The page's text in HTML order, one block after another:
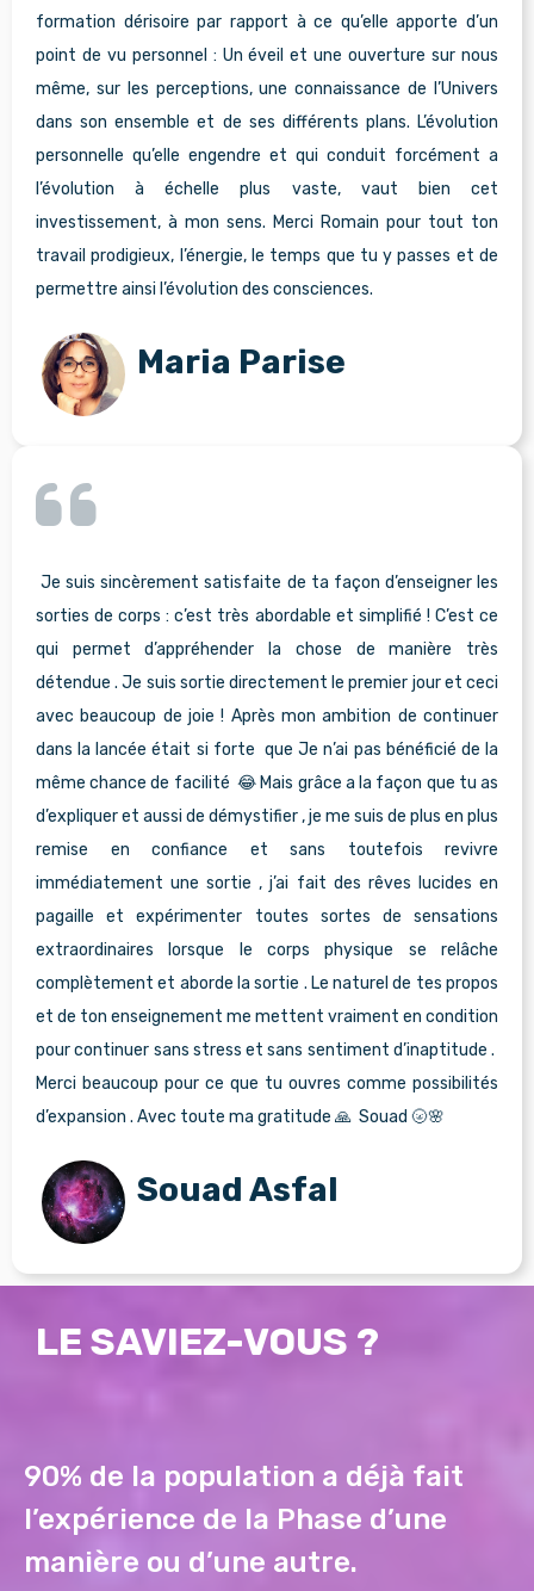
formation dérisoire par rapport à ce qu’elle apporte d’un
point de vu personnel : Un éveil et une ouverture sur nous
même, sur les perceptions, une connaissance de l’Univers
dans son ensemble et de ses différents plans. L’évolution
personnelle qu’elle engendre et qui conduit forcément a
l’évolution à échelle plus vaste, vaut bien cet
investissement, à mon sens. Merci Romain pour tout ton
travail prodigieux, l’énergie, le temps que tu y passes et de
permettre ainsi l’évolution des consciences.
Maria Parise
Je suis sincèrement satisfaite de ta façon d’enseigner les
sorties de corps : c’est très abordable et simplifié ! C’est ce
qui permet d’appréhender la chose de manière très
détendue . Je suis sortie directement le premier jour et ceci
avec beaucoup de joie ! Après mon ambition de continuer
dans la lancée était si forte que Je n’ai pas bénéficié de la
même chance de facilité 😂 Mais grâce a la façon que tu as
d’expliquer et aussi de démystifier , je me suis de plus en plus
remise en confiance et sans toutefois revivre
immédiatement une sortie , j’ai fait des rêves lucides en
pagaille et expérimenter toutes sortes de sensations
extraordinaires lorsque le corps physique se relâche
complètement et aborde la sortie . Le naturel de tes propos
et de ton enseignement me mettent vraiment en condition
pour continuer sans stress et sans sentiment d’inaptitude .
Merci beaucoup pour ce que tu ouvres comme possibilités
d’expansion . Avec toute ma gratitude 🙏 Souad 🌝🌸
Souad Asfal
LE SAVIEZ-VOUS ?
90% de la population a déjà fait
l’expérience de la Phase d’une
manière ou d’une autre.